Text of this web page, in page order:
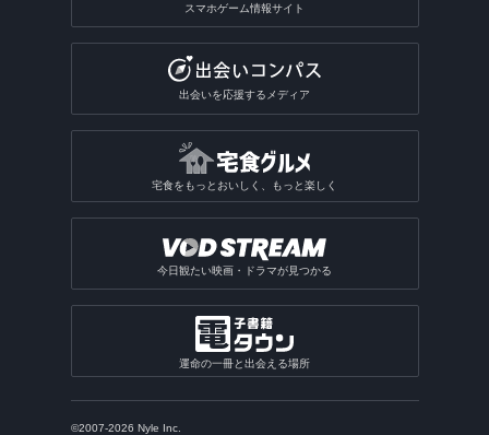
スマホゲーム情報サイト
出会いを応援するメディア
宅食をもっとおいしく、もっと楽しく
今日観たい映画・ドラマが見つかる
運命の一冊と出会える場所
©2007-2026 Nyle Inc.